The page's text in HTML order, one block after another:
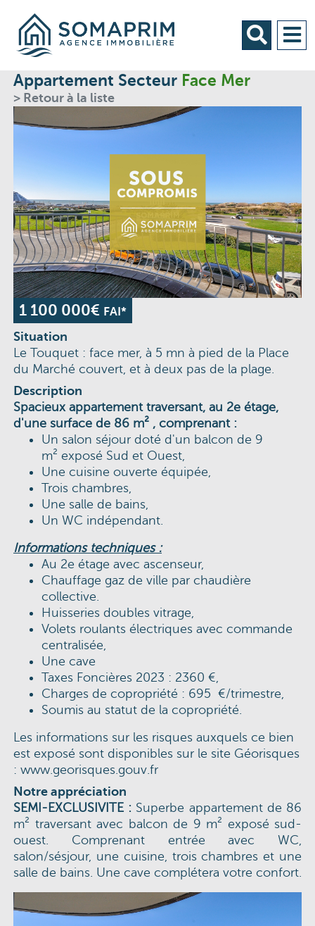
Appartement Secteur Face Mer
> Retour à la liste
1 100 000€ FAI*
Situation
Le Touquet : face mer, à 5 mn à pied de la Place
du Marché couvert, et à deux pas de la plage.
Description
Spacieux appartement traversant, au 2e étage,
d'une surface de 86 m² , comprenant :
Un salon séjour doté d'un balcon de 9
m² exposé Sud et Ouest,
Une cuisine ouverte équipée,
Trois chambres,
Une salle de bains,
Un WC indépendant.
Informations techniques :
Au 2e étage avec ascenseur,
Chauffage gaz de ville par chaudière
collective.
Huisseries doubles vitrage,
Volets roulants électriques avec commande
centralisée,
Une cave
Taxes Foncières 2023 : 2360 €,
Charges de copropriété : 695 €/trimestre,
Soumis au statut de la copropriété.
Les informations sur les risques auxquels ce bien
est exposé sont disponibles sur le site Géorisques
: www.georisques.gouv.fr
Notre appréciation
SEMI-EXCLUSIVITE : Superbe appartement de 86
m² traversant avec balcon de 9 m² exposé sud-
ouest. Comprenant entrée avec WC,
salon/sésjour, une cuisine, trois chambres et une
salle de bains. Une cave complétera votre confort.